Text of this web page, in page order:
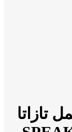
تازاتا